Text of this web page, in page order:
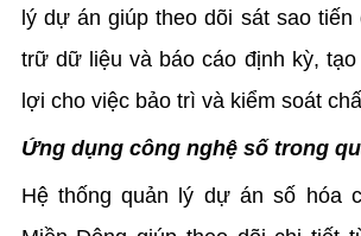
lý dự án giúp theo dõi sát sao
trữ dữ liệu và báo cáo định kỳ,
lợi cho việc bảo trì và kiểm soát
Ứng dụng công nghệ số trong
Hệ thống quản lý dự án số hóa